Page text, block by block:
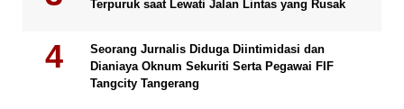
Terpuruk saat Lewati Jalan Lintas yang Rusak
Seorang Jurnalis Diduga Diintimidasi dan
Dianiaya Oknum Sekuriti Serta Pegawai FIF
Tangcity Tangerang